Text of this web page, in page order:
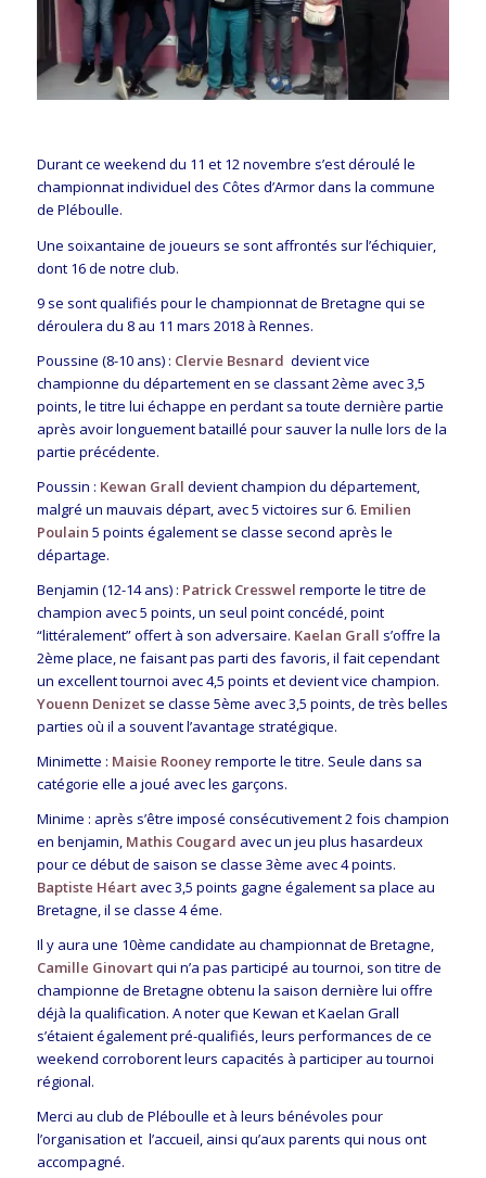
Durant ce weekend du 11 et 12 novembre s’est déroulé le
championnat individuel des Côtes d’Armor dans la commune
de Pléboulle.
Une soixantaine de joueurs se sont affrontés sur l’échiquier,
dont 16 de notre club.
9 se sont qualifiés pour le championnat de Bretagne qui se
déroulera du 8 au 11 mars 2018 à Rennes.
Poussine (8-10 ans) : Clervie Besnard devient vice
championne du département en se classant 2ème avec 3,5
points, le titre lui échappe en perdant sa toute dernière partie
après avoir longuement bataillé pour sauver la nulle lors de la
partie précédente.
Poussin : Kewan Grall devient champion du département,
malgré un mauvais départ, avec 5 victoires sur 6. Emilien
Poulain 5 points également se classe second après le
départage.
Benjamin (12-14 ans) : Patrick Cresswel remporte le titre de
champion avec 5 points, un seul point concédé, point
“littéralement” offert à son adversaire. Kaelan Grall s’offre la
2ème place, ne faisant pas parti des favoris, il fait cependant
un excellent tournoi avec 4,5 points et devient vice champion.
Youenn Denizetse classe 5ème avec 3,5 points, de très belles
parties où il a souvent l’avantage stratégique.
Minimette : Maisie Rooneyremporte le titre. Seule dans sa
catégorie elle a joué avec les garçons.
Minime : après s’être imposé consécutivement 2 fois champion
en benjamin, Mathis Cougard avec un jeu plus hasardeux
pour ce début de saison se classe 3ème avec 4 points.
Baptiste Héartavec 3,5 points gagne également sa place au
Bretagne, il se classe 4 éme.
Il y aura une 10ème candidate au championnat de Bretagne,
Camille Ginovartqui n’a pas participé au tournoi, son titre de
championne de Bretagne obtenu la saison dernière lui offre
déjà la qualification. A noter que Kewan et Kaelan Grall
s’étaient également pré-qualifiés, leurs performances de ce
weekend corroborent leurs capacités à participer au tournoi
régional.
Merci au club de Pléboulle et à leurs bénévoles pour
l’organisation et l’accueil, ainsi qu’aux parents qui nous ont
accompagné.